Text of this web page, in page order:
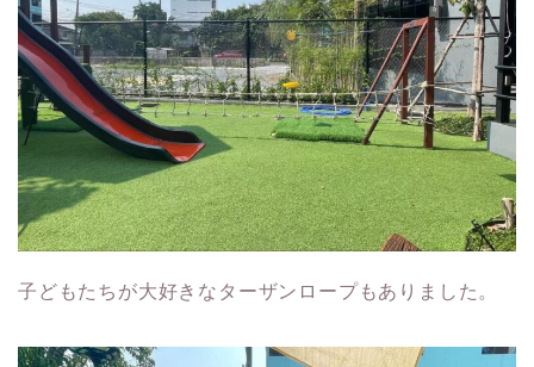
子どもたちが大好きなターザンロープもありました。